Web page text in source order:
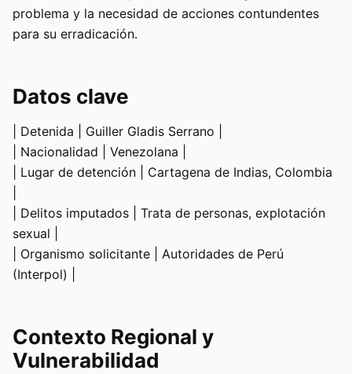
problema y la necesidad de acciones contundentes
para su erradicación.
Datos clave
| Detenida | Guiller Gladis Serrano |
| Nacionalidad | Venezolana |
| Lugar de detención | Cartagena de Indias, Colombia
| Delitos imputados | Trata de personas, explotación
sexual |
| Organismo solicitante | Autoridades de Perú
(Interpol) |
Contexto Regional y
Vulnerabilidad